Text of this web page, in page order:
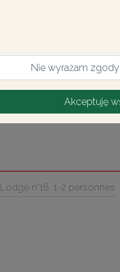
Nie wyrażam
Akceptuję
Lodge n°16, 1-2 personnes